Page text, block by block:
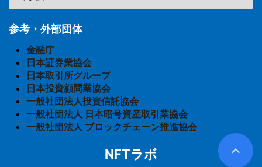
参考・外部団体
金融庁
日本証券業協会
日本取引所グループ
日本投資顧問業協会
一般社団法人投資信託協会
一般社団法人 日本暗号資産取引業協会
一般社団法人 ブロックチェーン推進協会
NFTラボ